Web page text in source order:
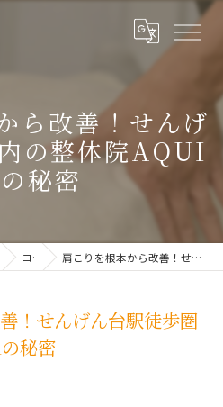
ら改善！せんげ
の整体院AQUI
秘密
コラム 肩こりを根本から改善！せんげん台駅徒歩圏内の整体院AQUILAの秘密
！せんげん台駅徒歩圏
秘密